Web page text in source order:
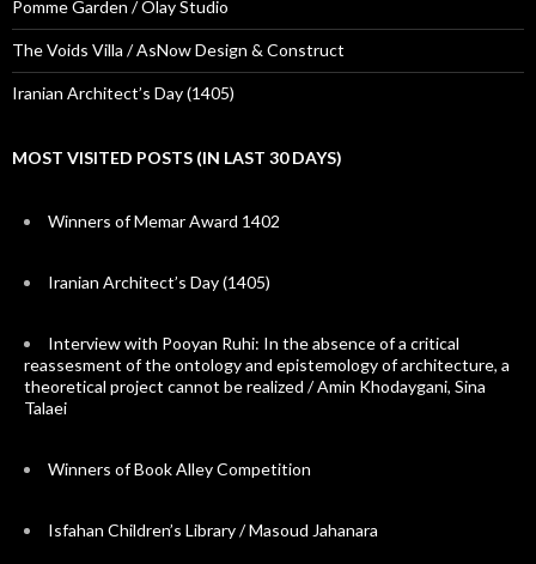
Pomme Garden / Olay Studio
The Voids Villa / AsNow Design & Construct
Iranian Architect’s Day (1405)
MOST VISITED POSTS (IN LAST 30 DAYS)
Winners of Memar Award 1402
Iranian Architect’s Day (1405)
Interview with Pooyan Ruhi: In the absence of a critical
reassesment of the ontology and epistemology of architecture, a
theoretical project cannot be realized / Amin Khodaygani, Sina
Talaei
Winners of Book Alley Competition
Isfahan Children’s Library / Masoud Jahanara